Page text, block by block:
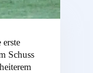
Schuss